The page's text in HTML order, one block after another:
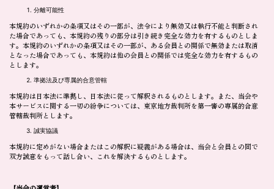
分離可能性
本規約のいずれかの条項又はその一部が、法令により無効又は執行不能と判断され
た場合であっても、本規約の残りの部分は引き続き完全な効力を有するものとしま
す。本規約のいずれかの条項又はその一部が、ある会員との関係で無効または取消
となった場合であっても、本規約は他の会員との関係では完全な効力を有するもの
とします。
準拠法及び専属的合意管轄
本規約は日本法に準拠し、日本法に従って解釈されるものとします。また、当会や
本サービスに関する一切の紛争については、東京地方裁判所を第一審の専属的合意
管轄裁判所とします。
誠実協議
本規約に定めがない場合またはこの解釈に疑義がある場合は、当会と会員との間で
双方誠意をもって話し合い、これを解決するものとします。